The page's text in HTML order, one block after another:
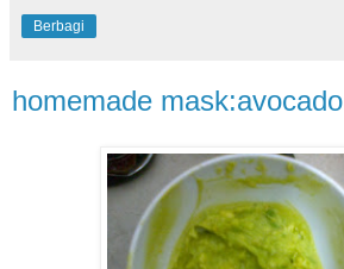
Berbagi
homemade mask:avocado